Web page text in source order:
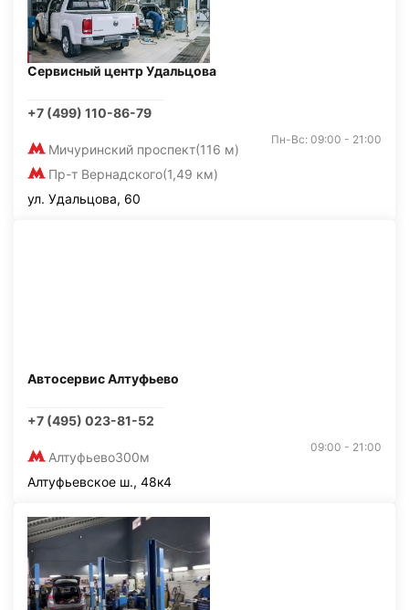
Сервисный центр Удальцова
+7 (499) 110-86-79
Мичуринский проспект(116 м)
Пр-т Вернадского(1,49 км)
Пн-Вс: 09:00 - 21:00
ул. Удальцова, 60
Автосервис Алтуфьево
+7 (495) 023-81-52
Алтуфьево300м
09:00 - 21:00
Алтуфьевское ш., 48к4